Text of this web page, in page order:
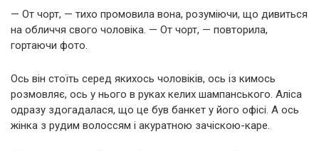
— От чорт, — тихо промовила вона, розуміючи, що дивиться
на обличчя свого чоловіка. — От чорт, — повторила,
гортаючи фото.
Ось він стоїть серед якихось чоловіків, ось із кимось
розмовляє, ось у нього в руках келих шампанського. Аліса
одразу здогадалася, що це був банкет у його офісі. А ось
жінка з рудим волоссям і акуратною зачіскою-каре.